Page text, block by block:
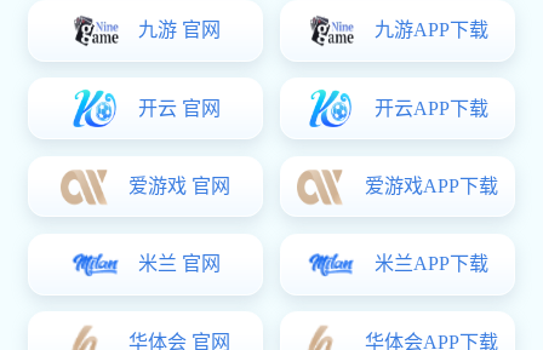
您的位置： 辉达娱乐 产品频道 黄铜零件
长鸿精密产品中心
铝合金外壳
黄铜零件